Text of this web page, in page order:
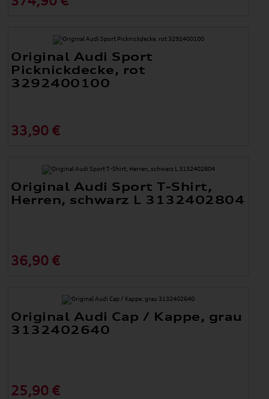
Original Audi Sport
Picknickdecke, rot
3292400100
33,90 €
Original Audi Sport T-Shirt,
Herren, schwarz L 3132402804
36,90 €
Original Audi Cap / Kappe, grau
3132402640
25,90 €